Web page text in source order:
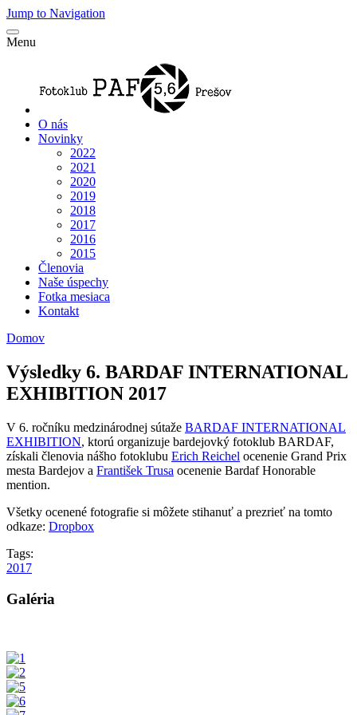
Jump to Navigation
Menu
O nás
Novinky
2022
2021
2020
2019
2018
2017
2016
2015
Členovia
Naše úspechy
Fotka mesiaca
Kontakt
Domov
Výsledky 6. BARDAF INTERNATIONAL
EXHIBITION 2017
V 6. ročníku medzinárodnej sútaže BARDAF INTERNATIONAL
EXHIBITION, ktorú organizuje bardejovký fotoklub BARDAF,
získali členovia nášho fotoklubu Erich Reichel ocenenie Grand Prix
mesta Bardejov a František Trusa ocenenie Bardaf Honorable
mention.
Všetky ocenené fotografie si môžete stihanuť a prezrieť na tomto
odkaze: Dropbox
Tags:
2017
Galéria